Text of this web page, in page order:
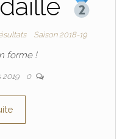
Saison 2018-19
forme !
2019 0